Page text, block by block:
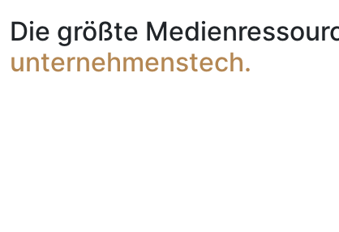
Die größte
unternehmenstech.